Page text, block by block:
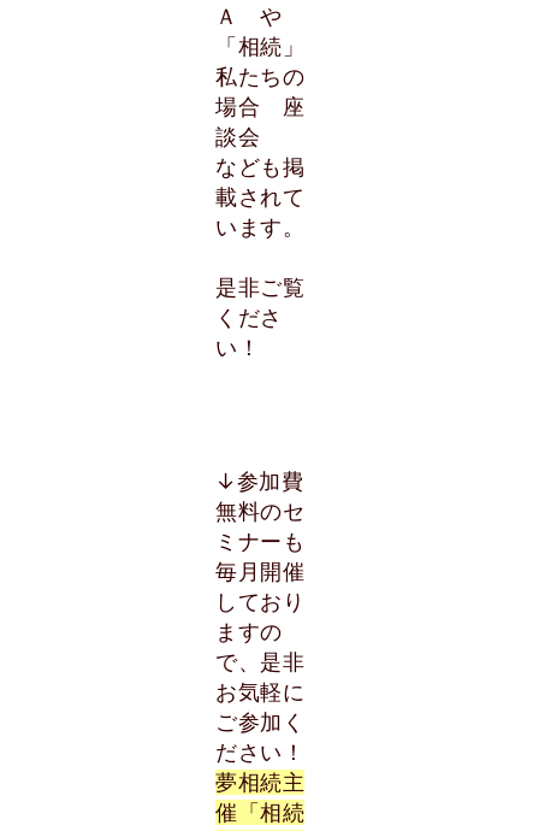
Ａ や
「相続」
私たちの
場合 座
談会
なども掲
載されて
います。
是非ご覧
くださ
い！
↓参加費
無料のセ
ミナーも
毎月開催
しており
ますの
で、是非
お気軽に
ご参加く
ださい！
夢相続主
催「相続